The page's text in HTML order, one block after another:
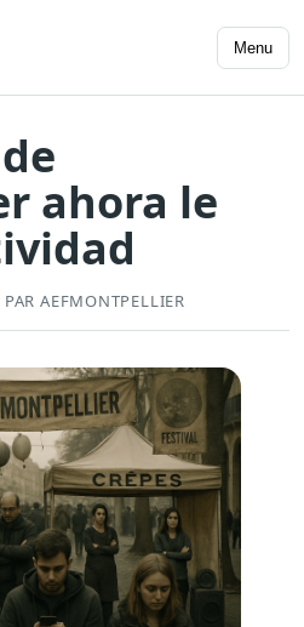
Menu
ahora le
AEFMONTPELLIER